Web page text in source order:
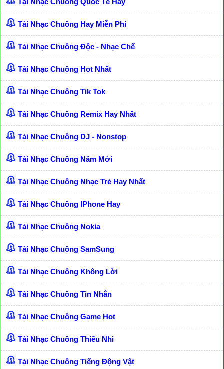
Tải Nhạc Chuông Quốc Tế Hay
Tải Nhạc Chuông Hay Miễn Phí
Tải Nhạc Chuông Độc - Nhạc Chế
Tải Nhạc Chuông Hot Nhất
Tải Nhạc Chuông Tik Tok
Tải Nhạc Chuông Remix Hay Nhất
Tải Nhạc Chuông DJ - Nonstop
Tải Nhạc Chuông Năm Mới
Tải Nhạc Chuông Nhạc Trẻ Hay Nhất
Tải Nhạc Chuông IPhone Hay
Tải Nhạc Chuông Nokia
Tải Nhạc Chuông SamSung
Tải Nhạc Chuông Không Lời
Tải Nhạc Chuông Tin Nhắn
Tải Nhạc Chuông Game Hot
Tải Nhạc Chuông Thiếu Nhi
Tải Nhạc Chuông Tiếng Động Vật